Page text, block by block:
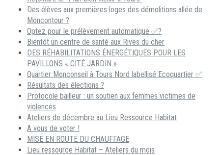
Des élèves aux premières loges des démolitions allée de
Moncontour ?
Optez pour le prélèvement automatique ✅?
Bientôt un centre de santé aux Rives du cher
DES RÉHABILITATIONS ÉNERGÉTIQUES POUR LES
PAVILLONS « CITÉ JARDIN »
Quartier Monconseil à Tours Nord labellisé Ecoquartier ✅
Résultats des élections ?
Protocole bailleur : un soutien aux femmes victimes de
violences
Ateliers de décembre au Lieu Ressource Habitat
A vous de voter !
MISE EN ROUTE DU CHAUFFAGE
Lieu ressource Habitat – Ateliers du mois